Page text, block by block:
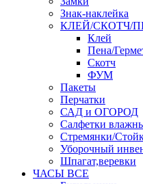
Знак-наклейка
КЛЕЙ/СКОТЧ/
Клей
Пена/
Скотч
ФУМ
Пакеты
Перчатки
САД и ОГОРОД
Салфетки
Стремянки/
Уборочный
Шпагат,веревки
ЧАСЫ ВСЕ